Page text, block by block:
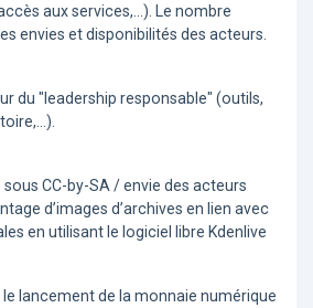
aux services,...). Le nombre
envies et disponibilités des acteurs.
du "leadership responsable" (outils,
CC-by-SA / envie des acteurs
d’images d’archives en lien avec
en utilisant le logiciel libre Kdenlive
lancement de la monnaie numérique